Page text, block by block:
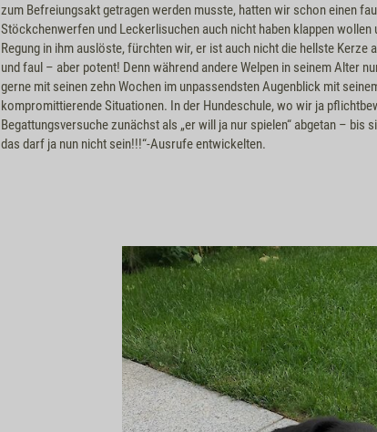
zum Befreiungsakt getragen werden musste, hatten wir schon einen
Stöckchenwerfen und Leckerlisuchen auch nicht haben klappen
Regung in ihm auslöste, fürchten wir, er ist auch nicht die hellste
und faul – aber potent! Denn während andere Welpen in seinem Alter
gerne mit seinen zehn Wochen im unpassendsten Augenblick mit
kompromittierende Situationen. In der Hundeschule, wo wir ja
Begattungsversuche zunächst als „er will ja nur spielen“ abgetan –
das darf ja nun nicht sein!!!“-Ausrufe entwickelten.